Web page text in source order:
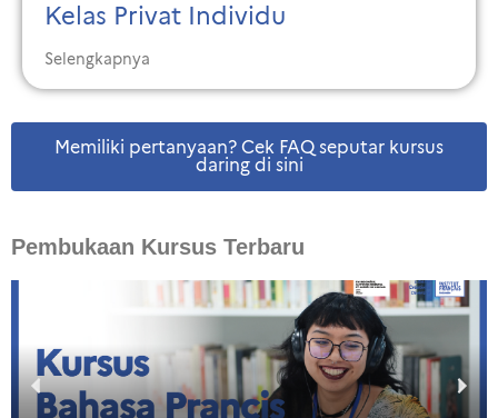
Kelas Privat Individu
Selengkapnya
Memiliki pertanyaan? Cek FAQ seputar kursus
daring di sini
Pembukaan Kursus Terbaru